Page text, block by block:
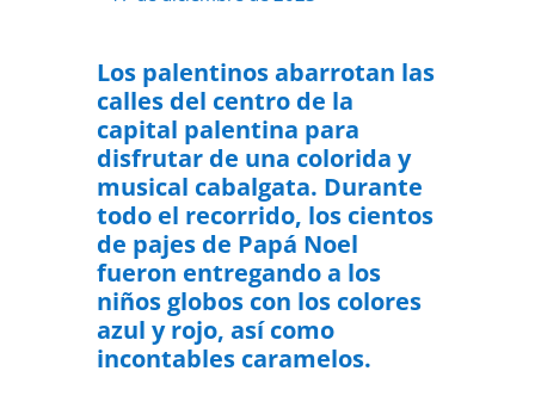
Los palentinos abarrotan las
calles del centro de la
capital palentina para
disfrutar de una colorida y
musical cabalgata. Durante
todo el recorrido, los cientos
de pajes de Papá Noel
fueron entregando a los
niños globos con los colores
azul y rojo, así como
incontables caramelos.